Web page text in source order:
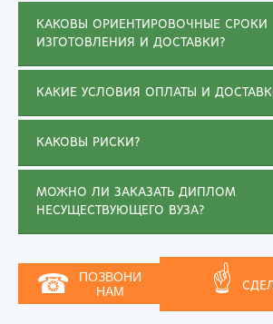
КАКОВЫ ОРИЕНТИРОВОЧНЫЕ СРОКИ
ИЗГОТОВЛЕНИЯ И ДОСТАВКИ?
КАКИЕ УСЛОВИЯ ОПЛАТЫ И
КАКОВЫ РИСКИ?
МОЖНО ЛИ ЗАКАЗАТЬ ДИПЛОМ
НЕСУЩЕСТВУЮЩЕГО ВУЗА?
☎
ПОЗВОНИ
НАМ
☝